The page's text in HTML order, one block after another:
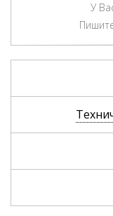
У